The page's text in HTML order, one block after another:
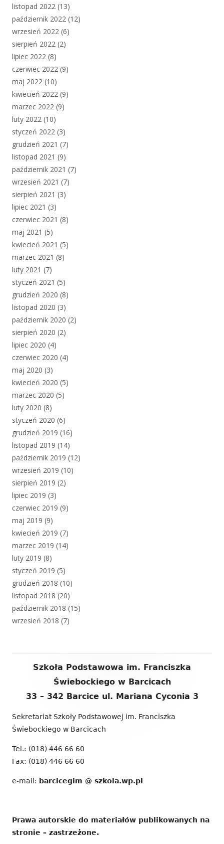
listopad 2022 (13)
październik 2022 (12)
wrzesień 2022 (6)
sierpień 2022 (2)
lipiec 2022 (8)
czerwiec 2022 (9)
maj 2022 (10)
kwiecień 2022 (9)
marzec 2022 (9)
luty 2022 (10)
styczeń 2022 (3)
grudzień 2021 (7)
listopad 2021 (9)
październik 2021 (7)
wrzesień 2021 (7)
sierpień 2021 (3)
lipiec 2021 (3)
czerwiec 2021 (8)
maj 2021 (5)
kwiecień 2021 (5)
marzec 2021 (8)
luty 2021 (7)
styczeń 2021 (5)
grudzień 2020 (8)
listopad 2020 (3)
październik 2020 (2)
sierpień 2020 (2)
lipiec 2020 (4)
czerwiec 2020 (4)
maj 2020 (3)
kwiecień 2020 (5)
marzec 2020 (5)
luty 2020 (8)
styczeń 2020 (6)
grudzień 2019 (16)
listopad 2019 (14)
październik 2019 (12)
wrzesień 2019 (10)
sierpień 2019 (2)
lipiec 2019 (3)
czerwiec 2019 (9)
maj 2019 (9)
kwiecień 2019 (7)
marzec 2019 (14)
luty 2019 (8)
styczeń 2019 (5)
grudzień 2018 (10)
listopad 2018 (20)
październik 2018 (15)
wrzesień 2018 (7)
Zawartość
Szkoła Podstawowa im. Franciszka
Świebockiego w Barcicach
33 – 342 Barcice ul. Mariana Cyconia 3
Sekretariat Szkoły Podstawowej im. Franciszka
Świebockiego w Barcicach
Tel.: (018) 446 66 60
Fax: (018) 446 66 60
e-mail: barcicegim @ szkola.wp.pl
Prawa autorskie do materiałów publikowanych na
stronie – zastrzeżone.